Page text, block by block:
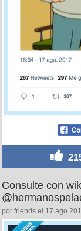
Consulte con
por friends el 17 ago